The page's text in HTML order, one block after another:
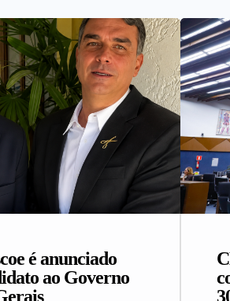
é anunciado
ao Governo